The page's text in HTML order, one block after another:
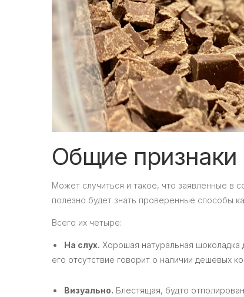
Общие признаки
Может случиться и такое, что заявленные в
полезно будет знать проверенные способы
Всего их четыре:
На слух. Хорошая натуральная шоколадка
его отсутствие говорит о наличии дешевых
Визуально. Блестящая, будто